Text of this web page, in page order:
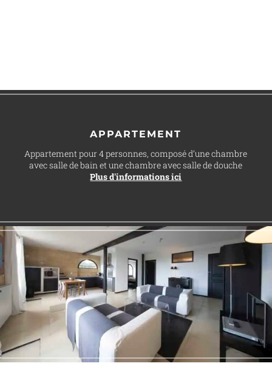
APPARTEMENT
Appartement pour 4 personnes, composé d’une chambre
avec salle de bain et une chambre avec salle de douche
Plus d'informations ici